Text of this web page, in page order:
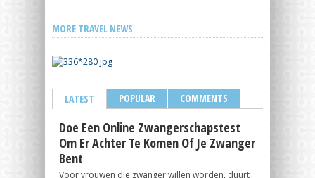
MORE TRAVEL NEWS
LATEST POPULAR COMMENTS
Doe Een Online Zwangerschapstest
Om Er Achter Te Komen Of Je Zwanger
Bent
Voor vrouwen die zwanger willen worden, duurt